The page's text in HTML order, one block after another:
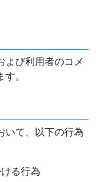
よび利用者のコメ
。
いて、以下の行為
る行為